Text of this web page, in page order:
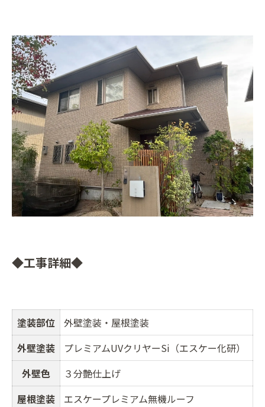
◆工事詳細◆
塗装部位
外壁塗装・屋根塗装
外壁塗装
プレミアムUVクリヤーSi（エスケー化研）
外壁色
３分艶仕上げ
屋根塗装
エスケープレミアム無機ルーフ